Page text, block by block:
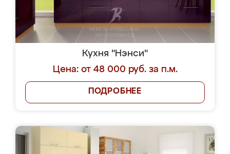
Кухня "Нэнси"
Цена: от 48 000 руб. за п.м.
ПОДРОБНЕЕ